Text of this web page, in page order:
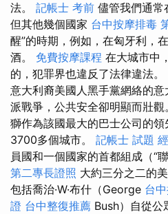
法。 記帳士 考前 儘管我們通常
但其他幾個國家 台中按摩排毒
醒”的時期，例如，在匈牙利，
酒。 免費按摩課程 在大城市中
的，犯罪界也違反了法律違法。
意大利裔美國人黑手黨網絡的
派戰爭，公共安全卻明顯而壯
獅作為該國最大的巴士公司的
3700多個城市。 記帳士 試題
員國和一個國家的首都組成（“
第二專長證照 大約三分之二的
包括喬治·W·布什（George 台
證 台中整復推薦 Bush）自從公